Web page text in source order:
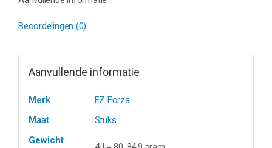
Beoordelingen (0)
Aanvullende informatie
Merk
FZ Forza
Maat
Stuks
Gewicht